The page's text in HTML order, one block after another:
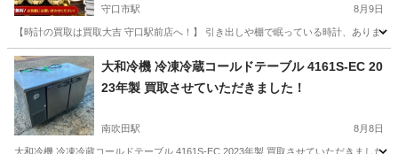
守口市駅 8月9日
【時計の買取は買取大吉 守口駅前店へ！】 引き出しや棚で眠っている時計、あ
大阪 守口市 守口市駅 リサイクルショップ 買取
大和冷機 冷凍冷蔵コールドテーブル 4161S-EC 20
23年製 買取させていただきました！
南吹田駅 8月8日
大和冷機 冷凍冷蔵コールドテーブル 4161S-EC 2023年製 買取させていただきました